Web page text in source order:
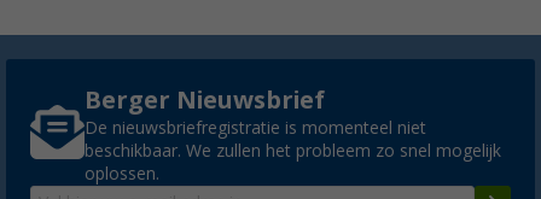
Berger Nieuwsbrief
De nieuwsbriefregistratie is momenteel niet
beschikbaar. We zullen het probleem zo snel mogelijk
oplossen.